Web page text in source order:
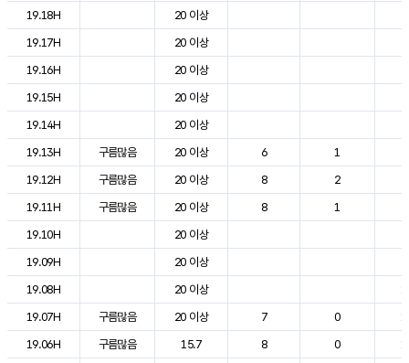
19.18H
20 이상
19.17H
20 이상
19.16H
20 이상
19.15H
20 이상
19.14H
20 이상
19.13H
구름많음 20 이상 6 1
19.12H
구름많음 20 이상 8 2
19.11H
구름많음 20 이상 8 1
19.10H
20 이상
19.09H
20 이상
19.08H
20 이상
19.07H
구름많음 20 이상 7 0
19.06H
구름많음 15.7 8 0